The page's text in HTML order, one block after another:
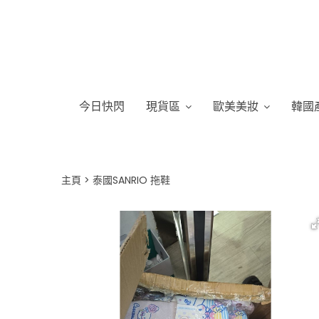
今日快閃 現貨區 歐美美妝 韓國
主頁 泰國SANRIO 拖鞋